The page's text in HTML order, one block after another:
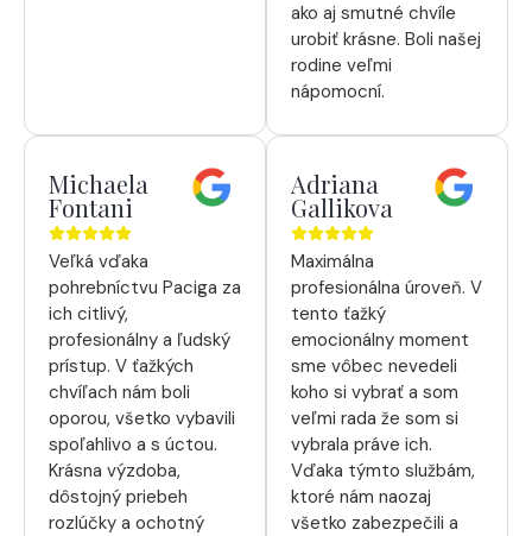
ako aj smutné chvíle
urobiť krásne. Boli našej
rodine veľmi
nápomocní.
Michaela
Fontani
Veľká vďaka
pohrebníctvu Paciga za
ich citlivý,
profesionálny a ľudský
prístup. V ťažkých
chvíľach nám boli
oporou, všetko vybavili
spoľahlivo a s úctou.
Krásna výzdoba,
dôstojný priebeh
rozlúčky a ochotný
Adriana
Gallikova
Maximálna
profesionálna úroveň. V
tento ťažký
emocionálny moment
sme vôbec nevedeli
koho si vybrať a som
veľmi rada že som si
vybrala práve ich.
Vďaka týmto službám,
ktoré nám naozaj
všetko zabezpečili a